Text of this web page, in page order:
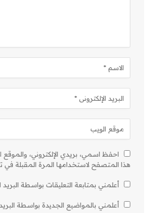
احفظ اسمي، بريدي الإلكتروني، والموقع
هذا المتصفح لاستخدامها المرة المقبلة في
أعلمني بمتابعة التعليقات بواسطة البريد
أعلمني بالمواضيع الجديدة بواسطة البريد